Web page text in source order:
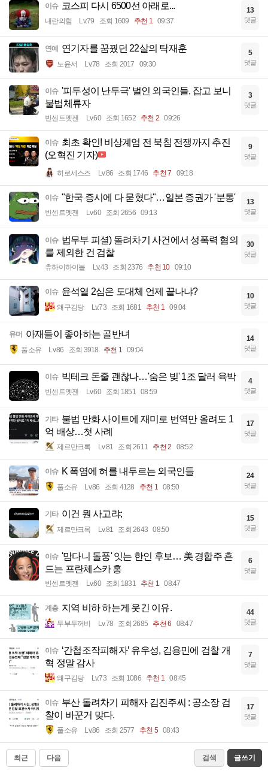
이슈 코스피 다시 6500선 아래로...
내란의힘 Lv.79 조회 1609 추천 1 09:37
13
댓글
연예 연기자를 꿈꿨던 22살의 탁재훈
노윤서 Lv.78 조회 2017 09:30
5
댓글
이슈 '피투성이 난투극' 벌인 외국인들, 잡고 보니
불법체류자
빈센트멧젠 Lv.60 조회 1652 추천 2 09:26
3
댓글
이슈 최초 확인! 비상계엄 전 북침 전쟁까지 추진
(오혁진 기자)
히로세스즈 Lv.86 조회 1746 추천 7 09:18
9
댓글
이슈 "한국 증시에 다 묻혔다"…일본 증권가 '분통'
빈센트멧젠 Lv.60 조회 2656 09:13
13
댓글
이슈 법무부 피셜) 돌려차기 사건에서 성폭력 혐의
를 제외한 건 검찰
츄하이하이볼 Lv.43 조회 2376 추천 10 09:10
30
댓글
이슈 윤석열 2심은 도대체 언제 끝나냐?
왜구김당 Lv.73 조회 1681 추천 1 09:04
10
댓글
유머 아재들이 좋아하는 골반녀
풀소유 Lv.86 조회 3918 추천 1 09:04
14
댓글
이슈 빅테크 돈줄 괜찮나…'숨은 빚' 1조 달러 육박
빈센트멧젠 Lv.60 조회 1851 08:59
4
댓글
기타 불법 만화 사이트에 재미로 번역만 올려도 1
억 배상…첫 사례
제르만크록 Lv.81 조회 2611 추천 2 08:52
17
댓글
이슈 K 폭염에 혀를 내두르는 외국인들
풀소유 Lv.86 조회 4128 추천 1 08:50
24
댓글
기타 이건 뭔 사고랴;
제르만크록 Lv.81 조회 2643 08:50
15
댓글
이슈 '맘다니 돌풍' 잇는 한인 후보… 美 경합주 흔
드는 프란체스카 홍
빈센트멧젠 Lv.60 조회 1831 추천 1 08:47
6
댓글
계층 지역 비하 하는게 웃긴 이유.
두부두꺼비 Lv.78 조회 2685 추천 6 08:47
44
댓글
이슈 ‘간첩조작피해자’ 유우성, 김용민에 검찰 개
혁 정말 감사
왜구김당 Lv.73 조회 1086 추천 1 08:45
7
댓글
이슈 부산 돌려차기 피해자 김진주씨 : 공소장 검
찰이 바꾼거 맞다.
풀소유 Lv.86 조회 2577 추천 5 08:43
17
댓글
최근 다음 검색 글쓰기